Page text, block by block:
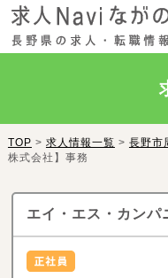
TOP > 求人情報一覧 > 長野市
株式会社】事務
エイ・エス・カンパ